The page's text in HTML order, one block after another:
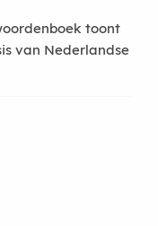
toont
van Nederlandse